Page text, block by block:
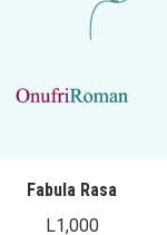
Fabula Rasa
L1,000